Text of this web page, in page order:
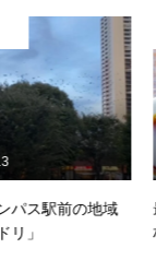
最新の家計調査デー
柏市の食文化継承
2024.02.07